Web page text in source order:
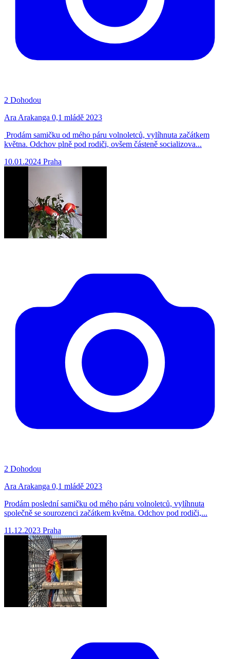
2 Dohodou
Ara Arakanga 0,1 mládě 2023
Prodám samičku od mého páru volnoletců, vylíhnuta začátkem
května. Odchov plně pod rodiči, ovšem částeně socializova...
10.01.2024 Praha
2 Dohodou
Ara Arakanga 0,1 mládě 2023
Prodám poslední samičku od mého páru volnoletců, vylíhnuta
společně se sourozenci začátkem května. Odchov pod rodiči,...
11.12.2023 Praha